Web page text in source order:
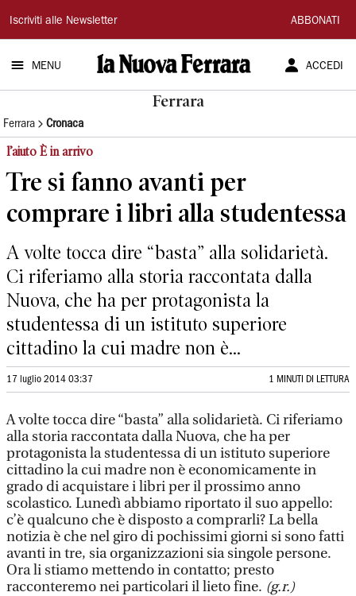
La
Nuova
Ferrara
Iscriviti alle Newsletter ABBONATI
MENU ACCEDI
Ferrara
Ferrara Cronaca
l’aiuto È in arrivo
Tre si fanno avanti per
comprare i libri alla studentessa
A volte tocca dire “basta” alla solidarietà.
Ci riferiamo alla storia raccontata dalla
Nuova, che ha per protagonista la
studentessa di un istituto superiore
cittadino la cui madre non è...
17 luglio 2014 03:37 1 MINUTI DI LETTURA
A volte tocca dire “basta” alla solidarietà. Ci riferiamo
alla storia raccontata dalla Nuova, che ha per
protagonista la studentessa di un istituto superiore
cittadino la cui madre non è economicamente in
grado di acquistare i libri per il prossimo anno
scolastico. Lunedì abbiamo riportato il suo appello:
c’è qualcuno che è disposto a comprarli? La bella
notizia è che nel giro di pochissimi giorni si sono fatti
avanti in tre, sia organizzazioni sia singole persone.
Ora li stiamo mettendo in contatto; presto
racconteremo nei particolari il lieto fine. (g.r.)